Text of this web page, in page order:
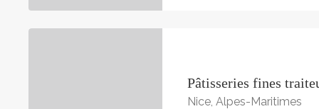
Pâtisseries fines
Nice, Alpes-Maritimes